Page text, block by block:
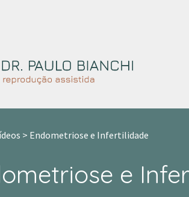
> Endometriose e Infertilidade
e